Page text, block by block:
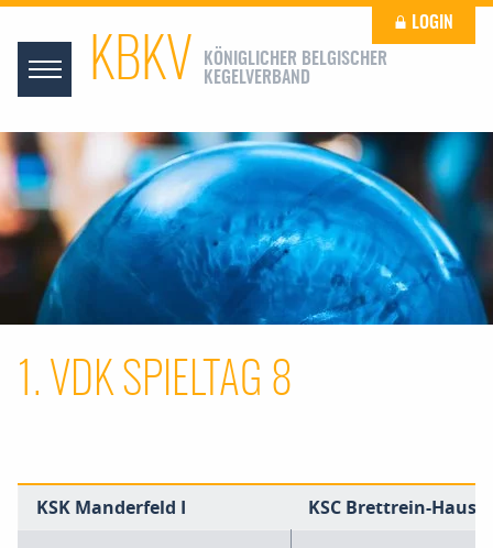
KBKV
KÖNIGLICHER BELGISCHER
KEGELVERBAND
LOGIN
1. VDK SPIELTAG 8
KSK Manderfeld I KSC Brettrein-